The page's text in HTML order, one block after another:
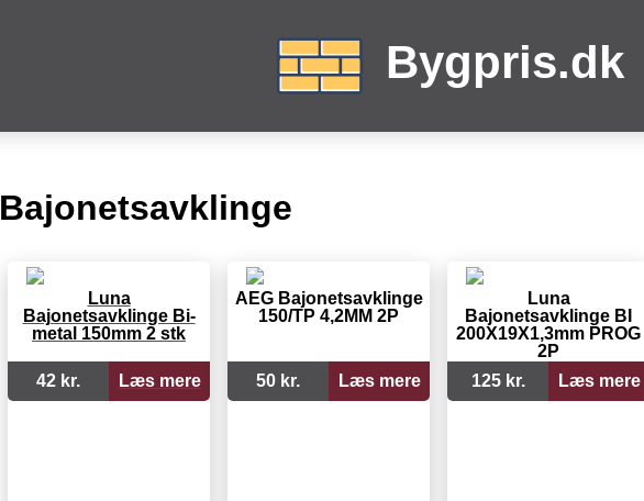
Bygpris.dk
Bajonetsavklinge
Luna
Bajonetsavklinge Bi-
metal 150mm 2 stk
42 kr. Læs mere
AEG Bajonetsavklinge
150/TP 4,2MM 2P
50 kr. Læs mere
Luna
Bajonetsavklinge BI
200X19X1,3mm PROG
2P
125 kr.
Læs mere